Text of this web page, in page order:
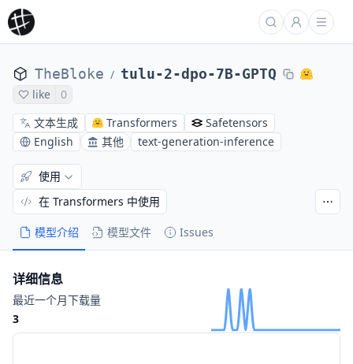
TheBloke / tulu-2-dpo-7B-GPTQ
like
0
文本生成
Transformers
Safetensors
English
其他 text-generation-inference
模型介绍 模型文件 Issues
使用
在 Transformers 中使用
详细信息
最近一个月下载量
3